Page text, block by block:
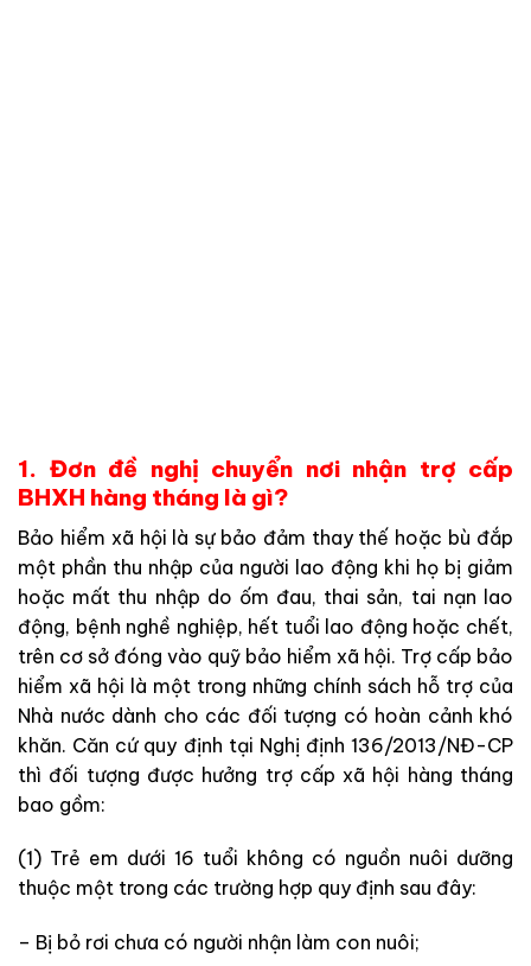
1. Đơn đề nghị chuyển nơi nhận trợ cấp
BHXH hàng tháng là gì?
Bảo hiểm xã hội là sự bảo đảm thay thế hoặc bù đắp
một phần thu nhập của người lao động khi họ bị giảm
hoặc mất thu nhập do ốm đau, thai sản, tai nạn lao
động, bệnh nghề nghiệp, hết tuổi lao động hoặc chết,
trên cơ sở đóng vào quỹ bảo hiểm xã hội. Trợ cấp bảo
hiểm xã hội là một trong những chính sách hỗ trợ của
Nhà nước dành cho các đối tượng có hoàn cảnh khó
khăn. Căn cứ quy định tại Nghị định 136/2013/NĐ-CP
thì đối tượng được hưởng trợ cấp xã hội hàng tháng
bao gồm:
(1) Trẻ em dưới 16 tuổi không có nguồn nuôi dưỡng
thuộc một trong các trường hợp quy định sau đây:
– Bị bỏ rơi chưa có người nhận làm con nuôi;